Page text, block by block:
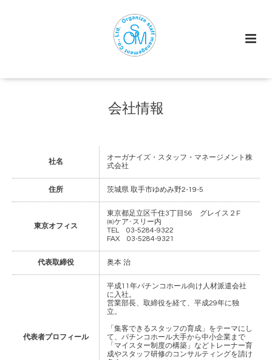
会社情報
社名
オーガナイズ・スタッフ・マネージメント株
式会社
住所 茨城県 取手市ゆめみ野2-19-5
東京オフィス
東京都足立区千住3丁目56 グレイス２F
㈱ケア･スリー内
TEL 03-5284-9322
FAX 03-5284-9321
代表取締役 奥本 治
代表者プロフィール
平成11年パチンコホール向け人材派遣会社
に入社。
営業部長、取締役を経て、平成29年に独
立。
「集客できるスタッフの育成」をテーマにし
て、パチンコホール大手から中小企業まで
「マイスター制度の構築」などトレーナー育
成やスタッフ研修のコンサルティングを請け